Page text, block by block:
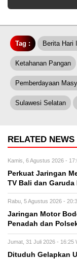
Tag : Berita Hari
Ketahanan Pangan
Pemberdayaan
Sulawesi Selatan
RELATED NEWS
Kamis, 6 Agustus 2026 -
Perkuat Jaringan
TV Bali dan
Rabu, 5 Agustus 2026 -
Jaringan Motor
Penadah dan
Jumat, 31 Juli 2026 - 16:25
Dituduh Gelapkan